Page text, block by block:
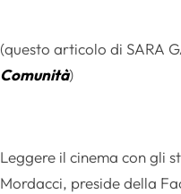
(questo articolo di SARA
Comunità)
Leggere il cinema con gli
Mordacci, preside della